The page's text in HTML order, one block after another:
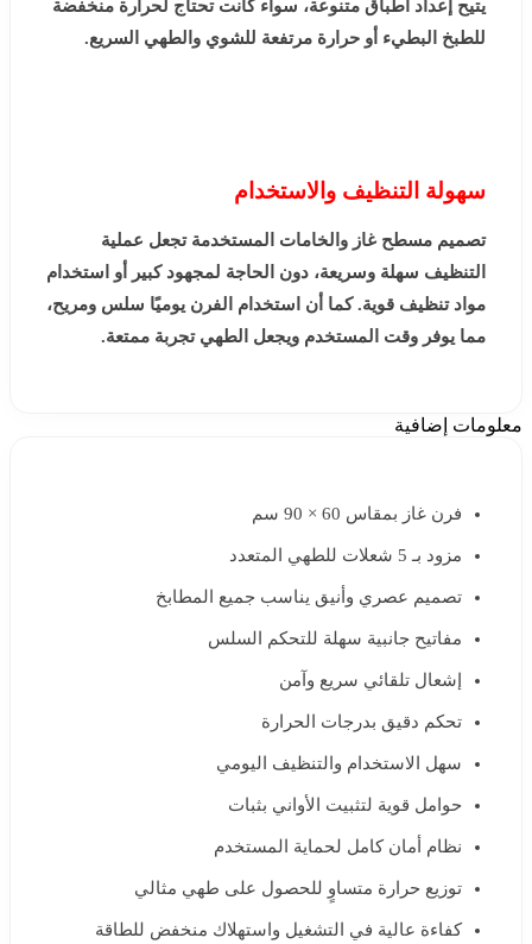
يتيح إعداد أطباق متنوعة، سواء كانت تحتاج لحرارة منخفضة
للطبخ البطيء أو حرارة مرتفعة للشوي والطهي السريع.
سهولة التنظيف والاستخدام
تصميم مسطح غاز والخامات المستخدمة تجعل عملية
التنظيف سهلة وسريعة، دون الحاجة لمجهود كبير أو استخدام
مواد تنظيف قوية. كما أن استخدام الفرن يوميًا سلس ومريح،
مما يوفر وقت المستخدم ويجعل الطهي تجربة ممتعة.
معلومات إضافية
فرن غاز بمقاس 60 × 90 سم
مزود بـ 5 شعلات للطهي المتعدد
تصميم عصري وأنيق يناسب جميع المطابخ
مفاتيح جانبية سهلة للتحكم السلس
إشعال تلقائي سريع وآمن
تحكم دقيق بدرجات الحرارة
سهل الاستخدام والتنظيف اليومي
حوامل قوية لتثبيت الأواني بثبات
نظام أمان كامل لحماية المستخدم
توزيع حرارة متساوٍ للحصول على طهي مثالي
كفاءة عالية في التشغيل واستهلاك منخفض للطاقة